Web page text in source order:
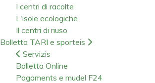
I centri di racolte
L'isole ecologiche
Il centri di riuso
Bolletta TARI e sporteis
Servizis
Bolletta Online
Pagaments e mudel F24